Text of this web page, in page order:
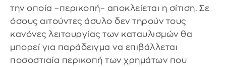
την οποία –περικοπή– αποκλείεται η σίτιση. Σε
όσους αιτούντες άσυλο δεν τηρούν τους
κανόνες λειτουργίας των καταυλισμών θα
μπορεί για παράδειγμα να επιβάλλεται
ποσοστιαία περικοπή των χρημάτων που